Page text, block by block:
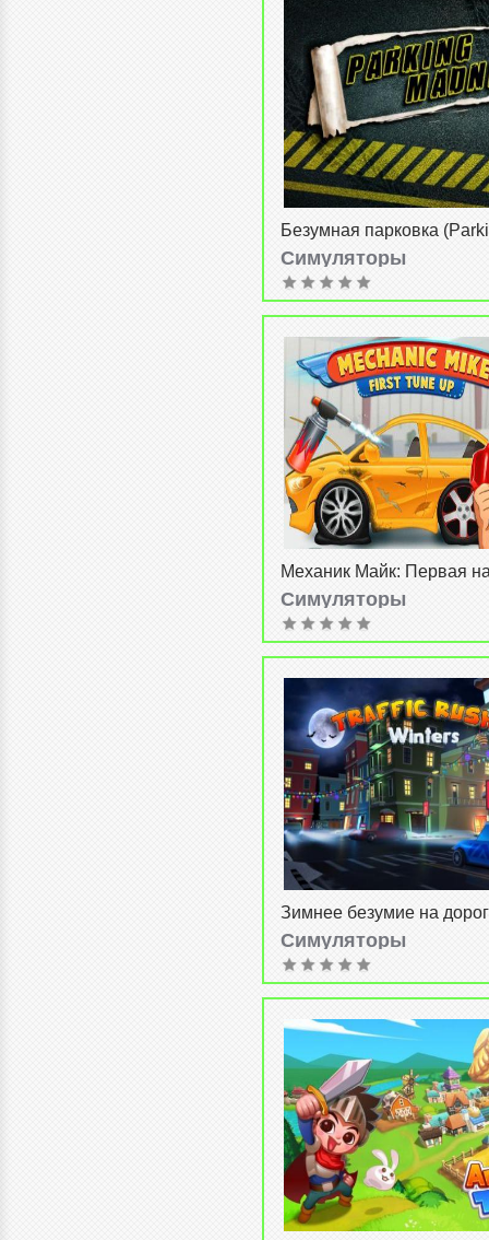
Безумная парковка
madness)
Симуляторы
admin от3-05-2014, 10:08
Механик Майк: Первая
(Mechanic Mike: First tune
Симуляторы
admin от30-04-2014, 07:48
Зимнее безумие на
(Traffic rush winters 3D)
Симуляторы
admin от26-04-2014, 08:08